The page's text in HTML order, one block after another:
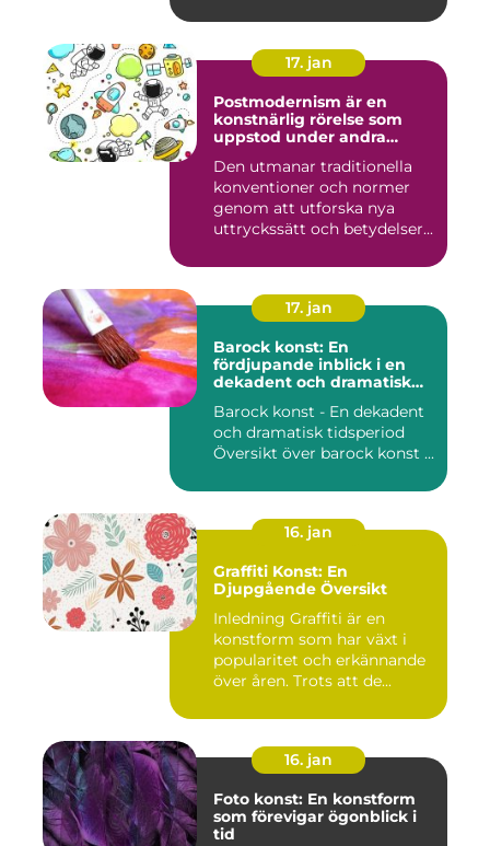
17. jan
Postmodernism är en
konstnärlig rörelse som
uppstod under andra
fortsätter att påverka
samtida konstvärlden
Den utmanar traditionella
konventioner och normer
genom att utforska nya
uttryckssätt och betydelser...
17. jan
Barock konst: En
fördjupande inblick i en
dekadent och dramatisk
Barock konst - En dekadent
och dramatisk tidsperiod
Översikt över barock konst ...
16. jan
Graffiti Konst: En
Djupgående Översikt
Inledning Graffiti är en
konstform som har växt i
popularitet och erkännande
över åren. Trots att de...
16. jan
Foto konst: En konstform
som förevigar ögonblick i
tid